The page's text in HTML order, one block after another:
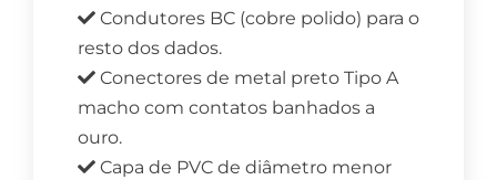
Condutores BC (cobre polido) para o
resto dos dados.
Conectores de metal preto Tipo A
macho com contatos banhados a
ouro.
Capa de PVC de diâmetro menor